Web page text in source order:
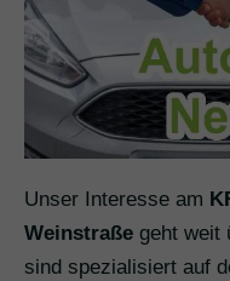
Unser Interesse am
Weinstraße geht weit
sind spezialisiert auf